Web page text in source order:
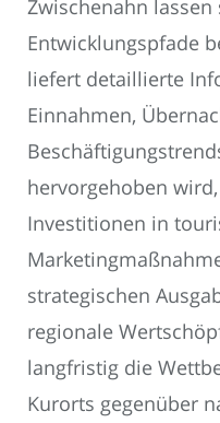
Zwischenahn
Entwicklungspfade
liefert detaillierte
Einnahmen,
hervorgehoben
Investitionen in
strategischen
regionale
langfristig die
Kurorts gegenüber